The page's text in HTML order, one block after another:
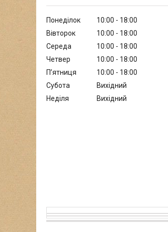
Понеділок 10:00
18:00
Вівторок
10:00
18:00
Середа
10:00
18:00
Четвер
10:00
18:00
Пʼятниця
10:00
18:00
Субота
Вихідний
Неділя
Вихідний